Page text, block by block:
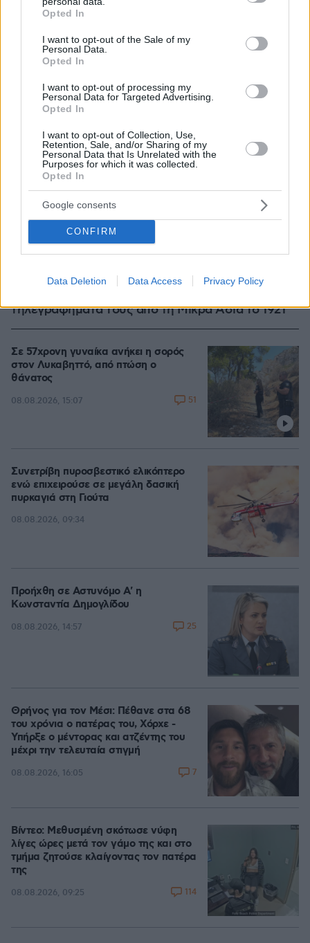
grant or deny consent to Google and its third-party tags to
use your data for below specified purposes in below Google
consent section.
Opted In
I want to opt-out of the Sale of my
Personal Data.
Opted In
I want to opt-out of processing my
Personal Data for Targeted Advertising.
Opted In
I want to opt-out of Collection, Use,
Retention, Sale, and/or Sharing of my
Personal Data that Is Unrelated with the
Purposes for which it was collected.
Opted In
Google consents
CONFIRM
Data Deletion Data Access Privacy Policy
τηλεγραφήματά τους από τη Μικρά Ασία το 1921
08.08.2026, 10:26
Σε 57χρονη γυναίκα ανήκει η σορός
στον Λυκαβηττό, από πτώση ο
θάνατος
08.08.2026, 15:07 51
Συνετρίβη πυροσβεστικό ελικόπτερο
ενώ επιχειρούσε σε μεγάλη δασική
πυρκαγιά στη Γιούτα
08.08.2026, 09:34
Προήχθη σε Αστυνόμο Α' η
Κωνσταντία Δημογλίδου
08.08.2026, 14:57 25
Θρήνος για τον Μέσι: Πέθανε στα 68
του χρόνια ο πατέρας του, Χόρχε -
Υπήρξε ο μέντορας και ατζέντης του
μέχρι την τελευταία στιγμή
08.08.2026, 16:05 7
Βίντεο: Μεθυσμένη σκότωσε νύφη
λίγες ώρες μετά τον γάμο της και στο
τμήμα ζητούσε κλαίγοντας τον πατέρα
της
08.08.2026, 09:25 114